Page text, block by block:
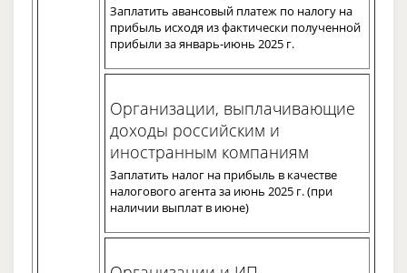
Заплатить авансовый платеж по налогу на
прибыль исходя из фактически полученной
прибыли за январь-июнь 2025 г.
Организации, выплачивающие
доходы российским и
иностранным компаниям
Заплатить налог на прибыль в качестве
налогового агента за июнь 2025 г. (при
наличии выплат в июне)